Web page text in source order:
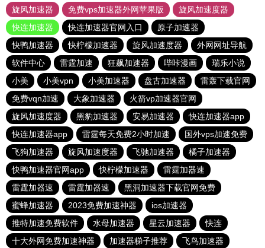
旋风加速器
免费vps加速器外网苹果版
旋风加速度器
快连加速器
快连加速器官网入口
原子加速器
快鸭加速器
快柠檬加速器 旋风加速度器
外网网址导航
软件中心
雷霆加速 狂飙加速器 哔咔漫画
瑞乐小说
小美
小美vpn 小美加速器 盘古加速器
雷轰下载官网
免费vqn加速
大象加速器
火箭vp加速器官网
旋风加速度器
黑豹加速器 安易加速器
快连加速器app
快连加速器app
雷霆每天免费2小时加速
国外vps加速免费
飞狗加速器
旋风加速度器 飞驰加速器
橘子加速器
快鸭加速器官网app
快柠檬加速器
雷霆加器速
雷霆加器速
雷霆加器速
黑洞加速器下载官网免费
蜜蜂加速器
2023免费加速神器
ios加速器
推特加速免费软件
水母加速器 星云加速器
快连
十大外网免费加速神器
加速器梯子推荐 飞鸟加速器